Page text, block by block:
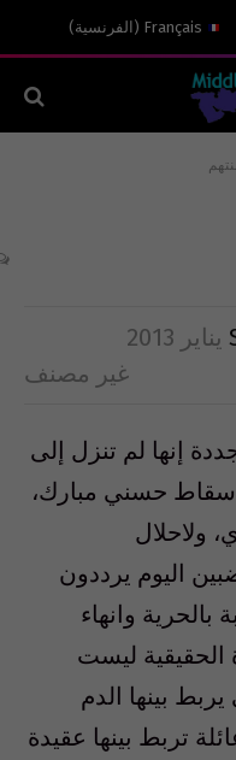
Français
( الفرنسية)
غير مصنف
إنها لم تنزل إلى
حسني مبارك،
ولاحلال
اليوم يرددون
بالحرية وانهاء
الحقيقية ليست
يربط بينها الدم
تربط بينها عقيدة